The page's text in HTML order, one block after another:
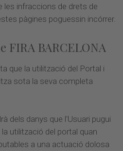
les infraccions de drets de
pàgines poguessin incórrer.
FIRA BARCELONA
que la utilització del Portal i
sota la seva completa
dels danys que l'Usuari pugui
utilització del portal quan
a una actuació dolosa